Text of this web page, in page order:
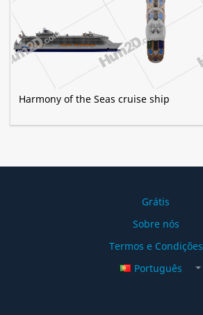
Harmony of the Seas cruise ship
Grátis
Sobre nós
Termos e Condições
Português